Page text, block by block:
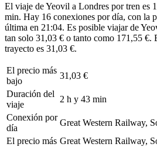
El viaje de Yeovil a Londres por tren es
min. Hay 16 conexiones por día, con la
última en 21:04. Es posible viajar de
tan solo 31,03 € o tanto como 171,55 €.
trayecto es 31,03 €.
El precio más
bajo
31,03 €
Duración del
viaje
2 h y 43 min
Conexión por
día
Great Western Railway,
El precio más Great Western Railway,